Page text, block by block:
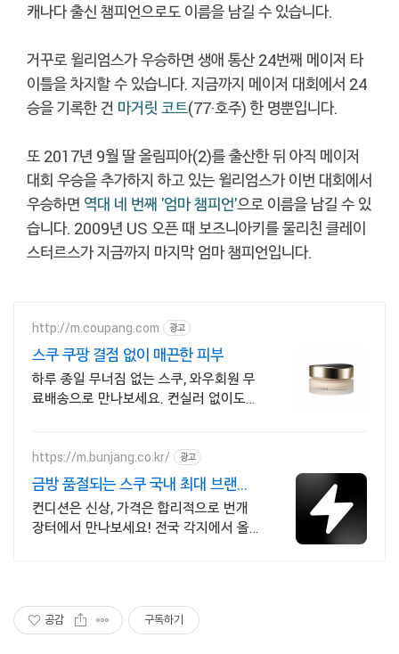
캐나다 출신 챔피언으로도 이름을 남길 수 있습니다.
거꾸로 윌리엄스가 우승하면 생애 통산 24번째 메이저 타
이틀을 차지할 수 있습니다. 지금까지 메이저 대회에서 24
승을 기록한 건 마거릿 코트(77·호주) 한 명뿐입니다.
또 2017년 9월 딸 올림피아(2)를 출산한 뒤 아직 메이저
대회 우승을 추가하지 하고 있는 윌리엄스가 이번 대회에서
우승하면 역대 네 번째 '엄마 챔피언'으로 이름을 남길 수 있
습니다. 2009년 US 오픈 때 보즈니아키를 물리친 클레이
스터르스가 지금까지 마지막 엄마 챔피언입니다.
http://m.coupang.com 광고
스쿠 쿠팡 결점 없이 매끈한 피부
하루 종일 무너짐 없는 스쿠, 와우회원 무
료배송으로 만나보세요. 컨실러 없이도
https://m.bunjang.co.kr/ 광고
금방 품절되는 스쿠 국내 최대 브랜드
중고거래
컨디션은 신상, 가격은 합리적으로 번개
장터에서 만나보세요! 전국 각지에서 올
공감 구독하기